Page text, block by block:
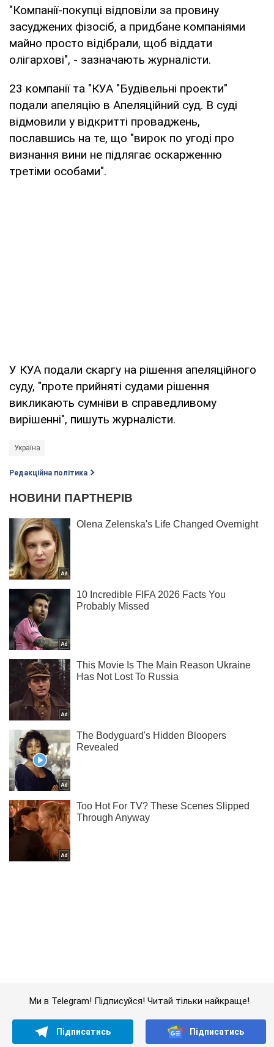
"Компанії-покупці відповіли за провину
засуджених фізосіб, а придбане компаніями
майно просто відібрали, щоб віддати
олігархові", - зазначають журналісти.
23 компанії та "КУА "Будівельні проекти"
подали апеляцію в Апеляційний суд. В суді
відмовили у відкритті проваджень,
пославшись на те, що "вирок по угоді про
визнання вини не підлягає оскарженню
третіми особами".
У КУА подали скаргу на рішення апеляційного
суду, "проте прийняті судами рішення
викликають сумніви в справедливому
вирішенні", пишуть журналісти.
Україна
Редакційна політика